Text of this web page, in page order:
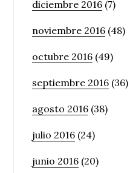
diciembre 2016 (7)
noviembre 2016 (48)
octubre 2016 (49)
septiembre 2016 (36)
agosto 2016 (38)
julio 2016 (24)
junio 2016 (20)